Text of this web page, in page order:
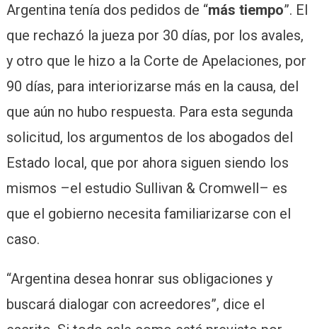
Argentina tenía dos pedidos de “más tiempo”. El
que rechazó la jueza por 30 días, por los avales,
y otro que le hizo a la Corte de Apelaciones, por
90 días, para interiorizarse más en la causa, del
que aún no hubo respuesta. Para esta segunda
solicitud, los argumentos de los abogados del
Estado local, que por ahora siguen siendo los
mismos –el estudio Sullivan & Cromwell– es
que el gobierno necesita familiarizarse con el
caso.
“Argentina desea honrar sus obligaciones y
buscará dialogar con acreedores”, dice el